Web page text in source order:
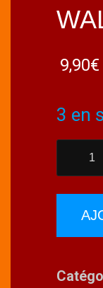
9,90€
3 en
quantité
de
Jauge
étalon
pour